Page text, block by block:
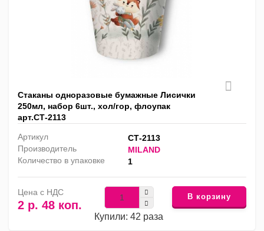
Стаканы одноразовые бумажные Лисички
250мл, набор 6шт., хол/гор, флоупак
арт.СТ-2113
Артикул
СТ-2113
Производитель
MILAND
Количество в упаковке
1
Цена с НДС
2 р. 48 коп.
Купили: 42 раза
В корзину